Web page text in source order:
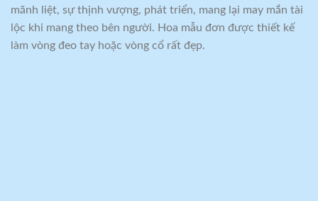
mãnh liệt, sự thịnh vượng, phát triển, mang lại may mắn tài
lộc khi mang theo bên người. Hoa mẫu đơn được thiết kế
làm vòng đeo tay hoặc vòng cổ rất đẹp.